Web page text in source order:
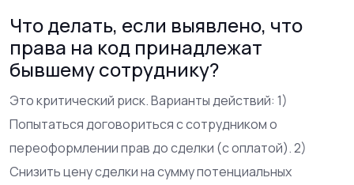
Что делать, если выявлено, что
права на код принадлежат
бывшему сотруднику?
Это критический риск. Варианты действий: 1)
Попытаться договориться с сотрудником о
переоформлении прав до сделки (с оплатой). 2)
Снизить цену сделки на сумму потенциальных